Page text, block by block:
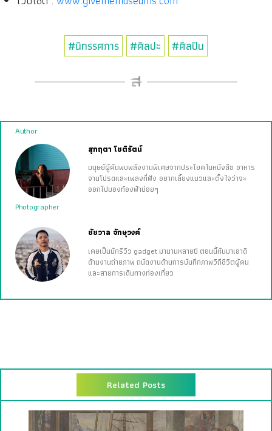
#นิทรรศการ #ศิลปะ #ศิลปิน
Author
สุกฤตา โชติรัตน์
มนุษย์ผู้ค้นพบพลังงานพิเศษจากประโยคในหนังสือ อาหาร
จานโปรดและเพลงที่ฟัง อยากเลี้ยงแมวและตั้งใจว่าจะ
ออกไปมองท้องฟ้าบ่อยๆ
Photographer
ชัชวาล จักษุวงค์
เคยเป็นนักรีวิว gadget มานานหลายปี ตอนนี้หันมาเอาดี
ด้านงานถ่ายภาพ ถนัดงานด้านการบันทึกภาพวิถีชีวิตผู้คน
และสายการเดินทางท่องเที่ยว
Related Posts